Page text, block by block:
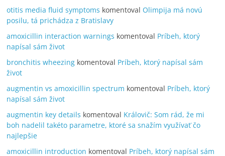
otitis media fluid symptoms komentoval Olimpija má novú
posilu, tá prichádza z Bratislavy
amoxicillin interaction warnings komentoval Príbeh, ktorý
napísal sám život
bronchitis wheezing komentoval Príbeh, ktorý napísal sám
život
augmentin vs amoxicillin spectrum komentoval Príbeh, ktorý
napísal sám život
augmentin key details komentoval Královič: Som rád, že mi
boh nadelil takéto parametre, ktoré sa snažím využívať čo
najlepšie
amoxicillin introduction komentoval Príbeh, ktorý napísal sám